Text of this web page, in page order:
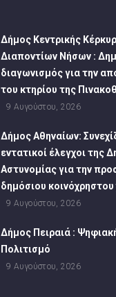
Δήμος Κεντρικής
Διαποντίων Νήσων :
διαγωνισμός για την
του κτηρίου της
9 Αυγούστου, 2026
Δήμος Αθηναίων:
εντατικοί έλεγχοι της
Αστυνομίας για την
δημόσιου
9 Αυγούστου, 2026
Δήμος Πειραιά :
Πολιτισμό
9 Αυγούστου, 2026